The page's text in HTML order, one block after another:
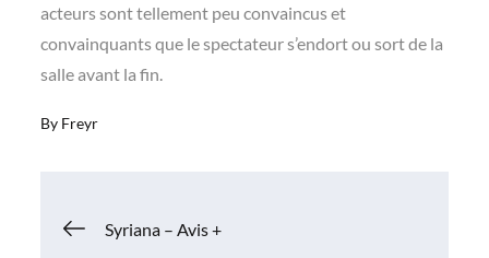
acteurs sont tellement peu convaincus et
convainquants que le spectateur s’endort ou sort de la
salle avant la fin.
By Freyr
Navigation
Syriana – Avis +